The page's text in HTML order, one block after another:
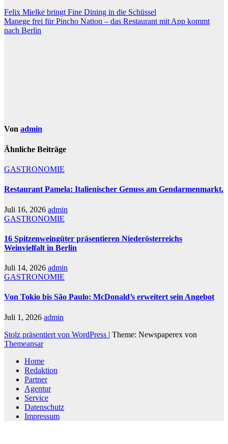
Beitragsnavigation
Felix Mielke bringt Fine Dining in die Schüssel
Manege frei für Pincho Nation – das Restaurant mit App kommt
nach Berlin
Von admin
Ähnliche Beiträge
GASTRONOMIE
Restaurant Pamela: Italienischer Genuss am Gendarmenmarkt.
Juli 16, 2026 admin
GASTRONOMIE
16 Spitzenweingüter präsentieren Niederösterreichs
Weinvielfalt in Berlin
Juli 14, 2026 admin
GASTRONOMIE
Von Tokio bis São Paulo: McDonald’s erweitert sein Angebot
Juli 1, 2026 admin
Stolz präsentiert von WordPress | Theme: Newspaperex von
Themeansar
Home
Redaktion
Partner
Agentur
Service
Datenschutz
Impressum